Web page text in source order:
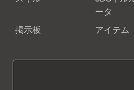
ータ
掲示板
アイテム